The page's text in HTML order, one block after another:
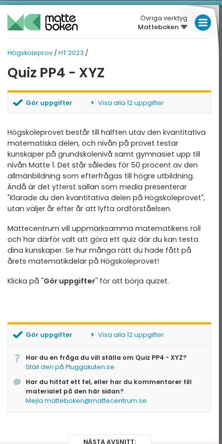
Övriga verktyg
Matteboken
Högskoleprov / HT 2023 /
Quiz PP4 - XYZ
Gör uppgifter Visa alla 12 uppgifter
PP4 - XYZ - Uppgift 2
PP4 - XYZ - Uppgift 3
PP4 - XYZ - Uppgift 4
PP4 - XYZ - Uppgift 5
PP4 - XYZ - Uppgift 6
PP4 - XYZ - Uppgift 7
PP4 - XYZ - Uppgift 8
PP4 - XYZ - Uppgift 9
PP4 - XYZ - Uppgift 11
PP4 - XYZ - Uppgift 12
Högskoleprovet består till hälften utav den kvantitativa
matematiska delen, och nivån på provet testar
kunskaper på grundskolenivå samt gymnasiet upp till
nivån Matte 1. Det står således för 50 procent av den
allmänbildning som efterfrågas till högre utbildning.
Ändå är det ytterst sällan som media presenterar
"Klarade du den kvantitativa delen på Högskoleprovet",
utan väljer år efter år att lyfta ordförståelsen.
Mattecentrum vill uppmärksamma matematikens roll
och har därför valt att göra ett quiz där du kan testa
dina kunskaper. Se hur många rätt du hade fått på
årets matematikdelar på Högskoleprovet!
Klicka på "Gör uppgifter" för att börja quizet.
Gör uppgifter Visa alla 12 uppgifter
PP4 - XYZ - Uppgift 2
PP4 - XYZ - Uppgift 4
PP4 - XYZ - Uppgift 5
PP4 - XYZ - Uppgift 9
Har du en fråga du vill ställa om Quiz PP4 - XYZ?
Ställ den på Pluggakuten.se
Har du hittat ett fel, eller har du kommentarer till
materialet på den här sidan?
Mejla matteboken@mattecentrum.se
NÄSTA AVSNITT:
LÅGSTADIET
GYMNASIET
HT 2025
VT 2025
HT 2024
VT 2024
HT 2023
VT 2023
HT 2022
VT 2022 - maj
VT 2022 - mars
HT 2021
HT 2017
HT 2014
VT 2012
DIGITALA VERKTYG
MATTE PÅ LÄTT SV
KUL MED MATTE